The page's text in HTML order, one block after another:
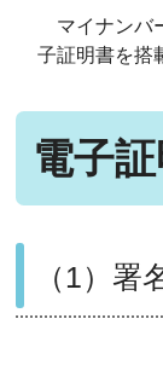
マイナンバ
子証明書を搭
電子
（1）署